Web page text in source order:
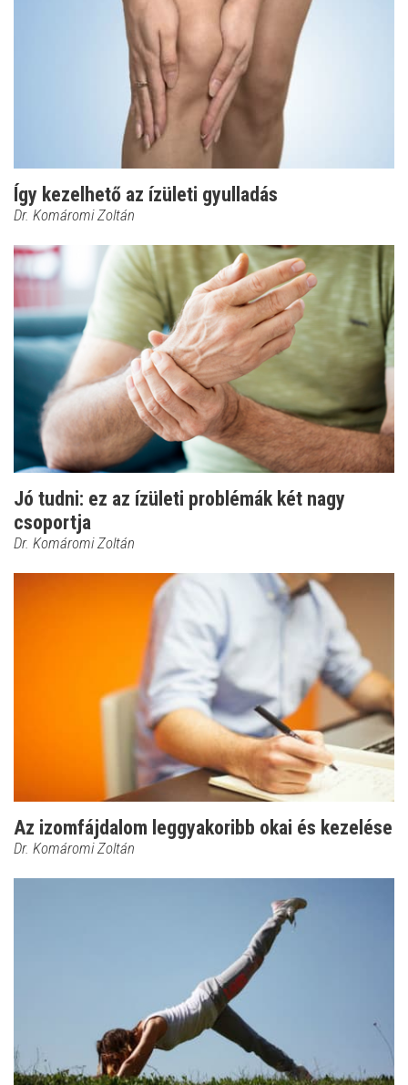
Így kezelhető az ízületi gyulladás
Dr. Komáromi Zoltán
Jó tudni: ez az ízületi problémák két nagy
csoportja
Dr. Komáromi Zoltán
Az izomfájdalom leggyakoribb okai és kezelése
Dr. Komáromi Zoltán